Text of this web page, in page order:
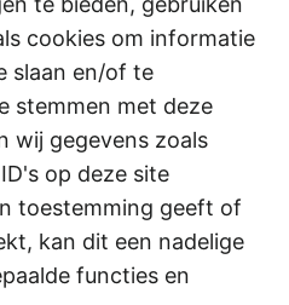
cookies om informatie
slaan en/of te
stemmen met deze
wij gegevens zoals
op deze site
toestemming geeft of
kan dit een nadelige
functies en